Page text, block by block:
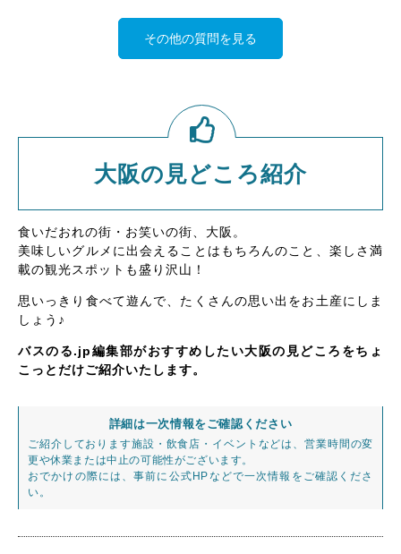
その他の質問を見る
大阪の見どころ紹介
食いだおれの街・お笑いの街、大阪。
美味しいグルメに出会えることはもちろんのこと、楽しさ満
載の観光スポットも盛り沢山！
思いっきり食べて遊んで、たくさんの思い出をお土産にしま
しょう♪
バスのる.jp編集部がおすすめしたい大阪の見どころをちょ
こっとだけご紹介いたします。
詳細は一次情報をご確認ください
ご紹介しております施設・飲食店・イベントなどは、営業時間の変
更や休業または中止の可能性がございます。
おでかけの際には、事前に公式HPなどで一次情報をご確認くださ
い。